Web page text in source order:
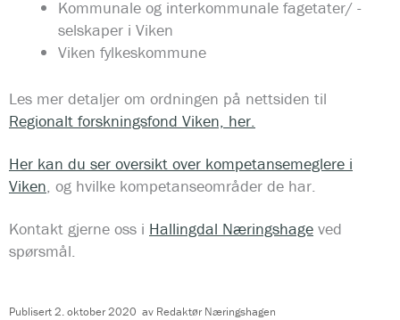
Kommunale og interkommunale fagetater/ -
selskaper i Viken
Viken fylkeskommune
Les mer detaljer om ordningen på nettsiden til
Regionalt forskningsfond Viken, her.
Her kan du ser oversikt over kompetansemeglere i
Viken, og hvilke kompetanseområder de har.
Kontakt gjerne oss i Hallingdal Næringshage ved
spørsmål.
Publisert2. oktober 2020 av Redaktør Næringshagen